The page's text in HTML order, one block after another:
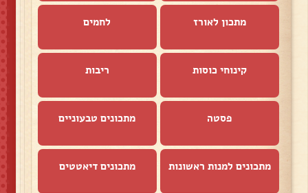
מתכון לאורז לחמים
קינוחי כוסות ריבות
פסטה מתכונים טבעוניים
מתכונים למנות ראשונות מתכונים דיאטטים